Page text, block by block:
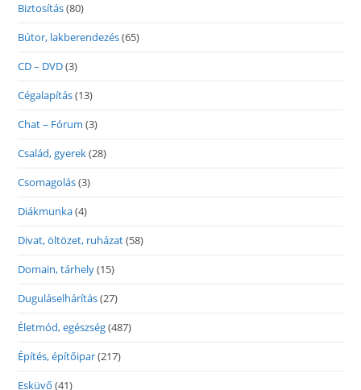
Biztosítás(80)
Bútor, lakberendezés(65)
CD – DVD(3)
Cégalapítás(13)
Chat – Fórum (3)
Család, gyerek(28)
Csomagolás(3)
Diákmunka(4)
Divat, öltözet, ruházat(58)
Domain, tárhely(15)
Duguláselhárítás(27)
Életmód, egészség(487)
Építés, építőipar(217)
Esküvő (41)